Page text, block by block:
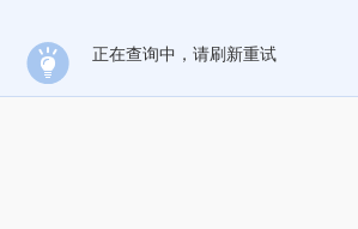
正在查询中，请刷新重试